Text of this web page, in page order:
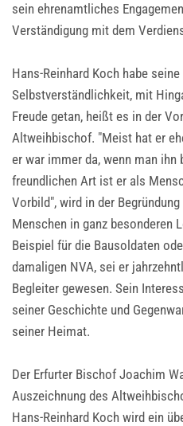
sein ehrenamtliches
Verständigung mit dem
Hans-Reinhard Koch habe
Selbstverständlichkeit, mit
Freude getan, heißt es in der
Altweihbischof. "Meist hat er
er war immer da, wenn man
freundlichen Art ist er als
Vorbild", wird in der
Menschen in ganz besonderen
Beispiel für die Bausoldaten
damaligen NVA, sei er
Begleiter gewesen. Sein
seiner Geschichte und
seiner Heimat.
Der Erfurter Bischof Joachim
Auszeichnung des
Hans-Reinhard Koch wird ein